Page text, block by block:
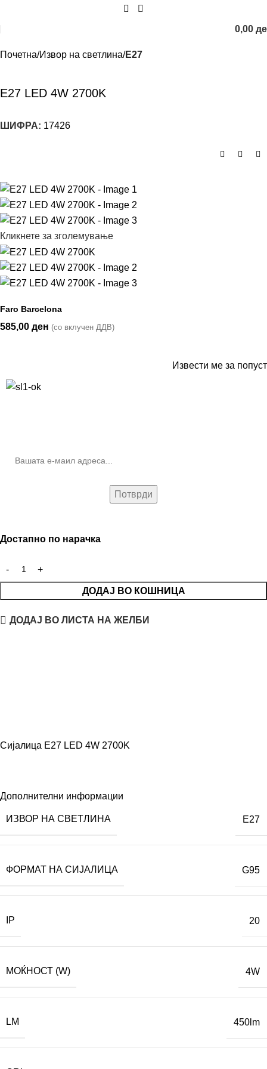
0,00
Почетна Извор на светлина E27
E27 LED 4W 2700K
ШИФРА: 17426
Кликнете за зголемување
Faro Barcelona
585,00 ден (со вклучен ДДВ)
Извести ме за попуст
Достапно по нарачка
ДОДАЈ ВО КОШНИЦА
ДОДАЈ ВО ЛИСТА НА ЖЕЛБИ
Сијалица E27 LED 4W 2700K
Дополнителни информации
ИЗВОР НА СВЕТЛИНА E27
ФОРМАТ НА СИЈАЛИЦА G95
IP 20
МОЌНОСТ (W) 4W
LM 450lm